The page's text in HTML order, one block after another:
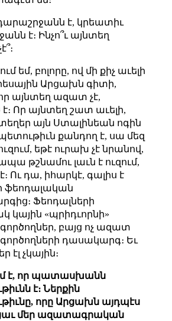
է, կրեատիւ
է։ Ինչո՞ւ այնտեղ
եմ, բոլորը, ով մի քիչ աւելի
Արցախն գիտի,
որ այնտեղ ազատ չէ,
է։ Որ այնտեղ շատ աւելի,
այն Ստալինեան ոգին
քանդող է, սա մեզ
եթէ ուրախ չէ նրանով,
ապա թշնամու լաւն է ուզում,
Ու դա, իհարկէ, գալիս է
ֆեոդալական
Ֆեոդալների
կային «պրիդւորնի»
բայց ոչ ազատ
դասակարգ։ Եւ
էլ չկային։
է, որ պատասխանն
է։ Ներքին
որը Արցախն այդպէս
մեր ազատագրական